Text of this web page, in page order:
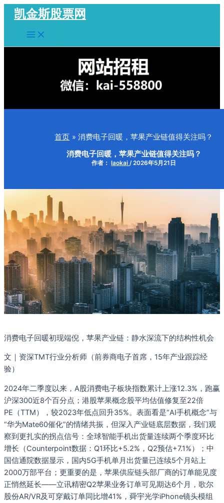
容
凯金斯股票网
Main
Menu
首页 消费电子回暖，苹果产业链值得关注吗？
消费电子回暖，苹果产业链值得关注吗？
作者： laokai /2026年5月21日
消费电子回暖初现端倪，苹果产业链：静水深流下的结构性机会
文｜资深TMT行业分析师（前券商电子首席，15年产业跟踪经
验）
2024年二季度以来，A股消费电子板块指数累计上涨12.3%，跑赢
沪深300近8个百分点；港股苹果概念股平均估值修复至22倍
PE（TTM），较2023年低点回升35%。表面看是“AI手机概念”与
“华为Mate60催化”的情绪共振，但深入产业链底层数据，我们观
察到更扎实的拐点信号：全球智能手机出货量连续两个季度环比
增长（Counterpoint数据：Q1环比+5.2%，Q2预估+7.1%）；中
国信通院数据显示，国内5G手机单月出货量已连续5个月站上
2000万部平台；更重要的是，苹果供应链头部厂商的订单能见度
正悄然延长——立讯精密Q2苹果业务订单可见期达6个月，歌尔
股份AR/VR及可穿戴订单同比增41%，舜宇光学iPhone镜头模组